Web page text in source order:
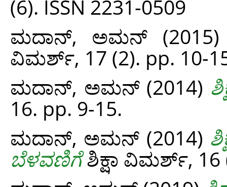
(6). ISSN 2231-0509
ಮದಾನ್, ಅಮನ್‌
ವಿಮರ್ಶ್, 17 (2). pp. 10-
ಮದಾನ್, ಅಮನ್‌(2014)
16. pp. 9-15.
ಮದಾನ್, ಅಮನ್‌ (2014)
ಬೆಳವಣಿಗೆಶಿಕ್ಷಾ ವಿಮರ್ಶ್, 16